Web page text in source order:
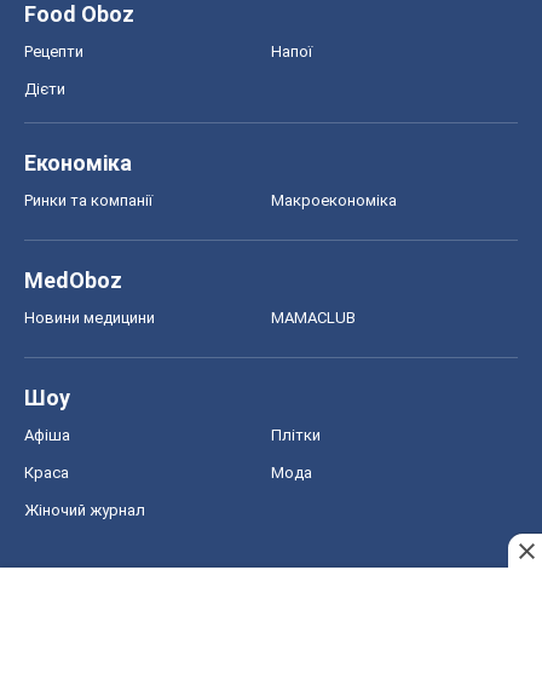
Food Oboz
Рецепти Напої
Дієти
Економіка
Ринки та компанії Макроекономіка
MedOboz
Новини медицини MAMACLUB
Шоу
Афіша Плітки
Краса Мода
Жіночий журнал